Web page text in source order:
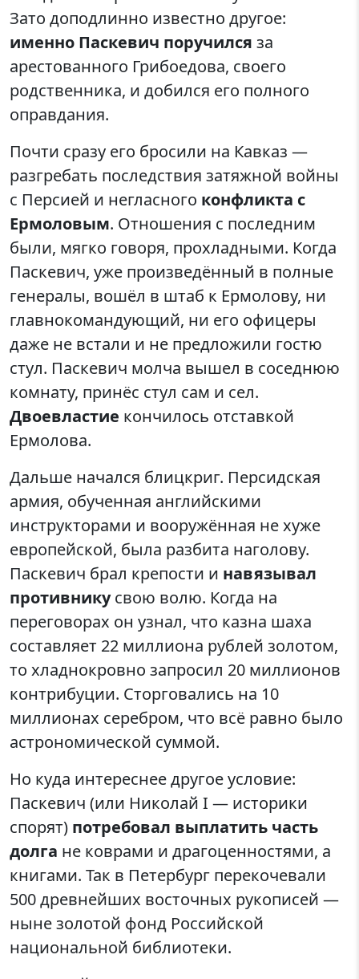
Зато доподлинно известно другое:
именно Паскевич поручился за
арестованного Грибоедова, своего
родственника, и добился его полного
оправдания.
Почти сразу его бросили на Кавказ —
разгребать последствия затяжной войны
с Персией и негласного конфликта с
Ермоловым. Отношения с последним
были, мягко говоря, прохладными. Когда
Паскевич, уже произведённый в полные
генералы, вошёл в штаб к Ермолову, ни
главнокомандующий, ни его офицеры
даже не встали и не предложили гостю
стул. Паскевич молча вышел в соседнюю
комнату, принёс стул сам и сел.
Двоевластие кончилось отставкой
Ермолова.
Дальше начался блицкриг. Персидская
армия, обученная английскими
инструкторами и вооружённая не хуже
европейской, была разбита наголову.
Паскевич брал крепости и навязывал
противникусвою волю. Когда на
переговорах он узнал, что казна шаха
составляет 22 миллиона рублей золотом,
то хладнокровно запросил 20 миллионов
контрибуции. Сторговались на 10
миллионах серебром, что всё равно было
астрономической суммой.
Но куда интереснее другое условие:
Паскевич (или Николай I — историки
спорят) потребовал выплатить часть
долга не коврами и драгоценностями, а
книгами. Так в Петербург перекочевали
500 древнейших восточных рукописей —
ныне золотой фонд Российской
национальной библиотеки.